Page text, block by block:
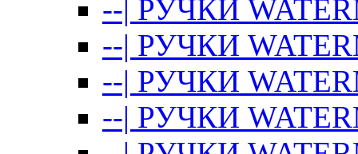
--| РУЧКИ
--| РУЧКИ
--| РУЧКИ
--| РУЧКИ